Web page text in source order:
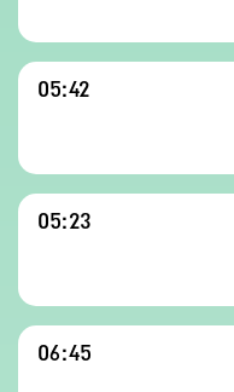
05:42
05:23
06:45